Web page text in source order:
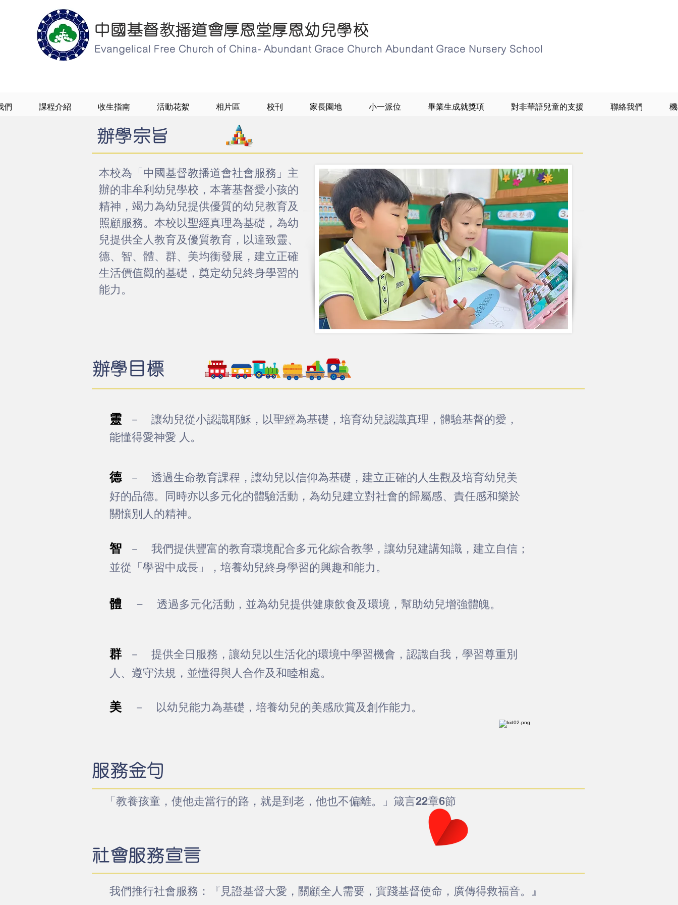
中國基督教播道會厚恩堂厚恩幼兒學校
Evangelical Free Church of China- Abundant Grace Church Abundant Grace Nursery School
們 課程介紹 收生指南 活動花絮 相片區 校刊 家長園地 小一派位 畢業生成就獎項 對非華語兒童的支援 聯絡我們
辦學宗旨
本校為「中國基督教播道會社會服務」主
辦的非牟利幼兒學校，本著基督愛小孩的
精神，竭力為幼兒提供優質的幼兒教育及
照顧服務。本校以聖經真理為基礎，為幼
兒提供全人教育及優質教育，以達致靈、
德、智、體、群、美均衡發展，建立正確
生活價值觀的基礎，奠定幼兒終身學習的
能力。
辦學目標
靈 － 讓幼兒從小認識耶穌，以聖經為基礎，培育幼兒認識真理，體驗基督的愛 ，
能懂得愛神愛 人。
德
－ 透過生命教育課程，讓幼兒以信仰為基礎，建立正確的人生觀及培育幼兒美
好的品德。同時亦以多元化的體驗活動，為幼兒建立對社會的歸屬感、責任感和樂於
關懹別人的精神。
智
－ 我們提供豐富的教育環境配合多元化綜合教學，讓幼兒建講知識，建立自信；
並從「學習中成長」，培養幼兒終身學習的興趣和能力。
體 － 透過多元化活動，並為幼兒提供健康飲食及環境，幫助幼兒增強體魄。
群
－ 提供全日服務，讓幼兒以生活化的環境中學習機會，認識自我，學習尊重別
人、遵守法規，並懂得與人合作及和睦相處。
美 － 以幼兒能力為基礎，培養幼兒的美感欣賞及創作能力。
服務金句
「教養孩童，使他走當行的路，就是到老，他也不偏離。」箴言22章6節
社會服務宣言
我們推行社會服務：『見證基督大愛，關顧全人需要，實踐基督使命，廣傳得救福音。』